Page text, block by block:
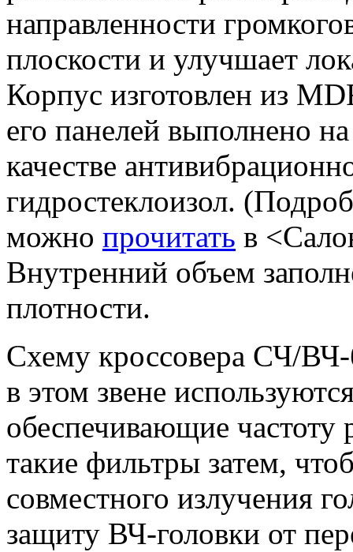
направленности
плоскости и улучшает
Корпус изготовлен из
его панелей выполнено
качестве
гидростеклоизол.
можно прочитать в
Внутренний объем
плотности.
Схему кроссовера СЧ/
в этом звене
обеспечивающие
такие фильтры затем,
совместного излучения
защиту ВЧ-головки от